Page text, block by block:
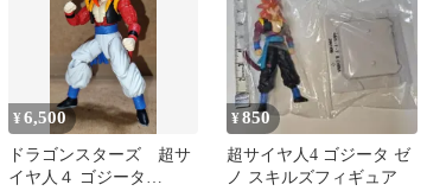
¥6,500
ドラゴンスターズ 超サ
イヤ人４ ゴジータ
¥850
超サイヤ人4 ゴジータ ゼ
ノ スキルズフィギュア